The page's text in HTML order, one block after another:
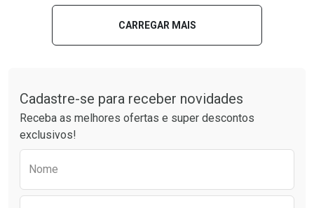
Laboratório
Por Menos Laboratório
Por Menos
CARREGAR MAIS
Cadastre-se para receber novidades
Receba as melhores ofertas e super descontos
exclusivos!
Nome